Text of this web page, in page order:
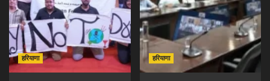
हरियाणा हरियाणा